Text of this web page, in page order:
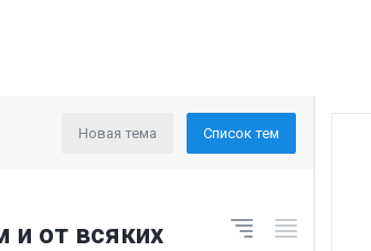
Новая тема Список тем
и от всяких